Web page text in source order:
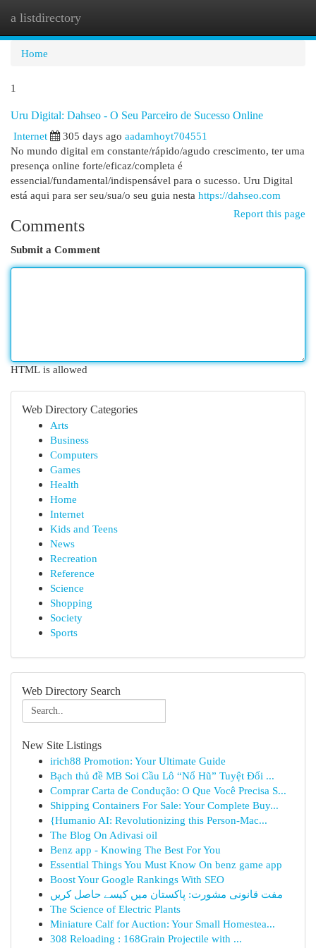
a listdirectory
Home
1
Uru Digital: Dahseo - O Seu Parceiro de Sucesso Online
Internet
305 days ago aadamhoyt704551
No mundo digital em constante/rápido/agudo crescimento, ter uma
presença online forte/eficaz/completa é
essencial/fundamental/indispensável para o sucesso. Uru Digital
está aqui para ser seu/sua/o seu guia nesta https://dahseo.com
Report this page
Comments
Submit a Comment
HTML is allowed
Web Directory Categories
Arts
Business
Computers
Games
Health
Home
Internet
Kids and Teens
News
Recreation
Reference
Science
Shopping
Society
Sports
Web Directory Search
New Site Listings
irich88 Promotion: Your Ultimate Guide
Bạch thủ đề MB Soi Cầu Lô “Nổ Hũ” Tuyệt Đối ...
Comprar Carta de Condução: O Que Você Precisa S...
Shipping Containers For Sale: Your Complete Buy...
{Humanio AI: Revolutionizing this Person-Mac...
The Blog On Adivasi oil
Benz app - Knowing The Best For You
Essential Things You Must Know On benz game app
Boost Your Google Rankings With SEO
مفت قانونی مشورت: پاکستان میں کیسے حاصل کریں
The Science of Electric Plants
Miniature Calf for Auction: Your Small Homestea...
308 Reloading : 168Grain Projectile with ...